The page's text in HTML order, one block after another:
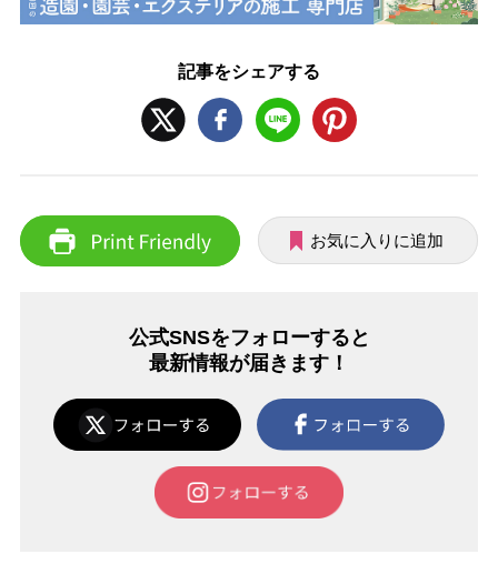
記事をシェアする
お気に入りに追加
公式SNSをフォローすると
最新情報が届きます！